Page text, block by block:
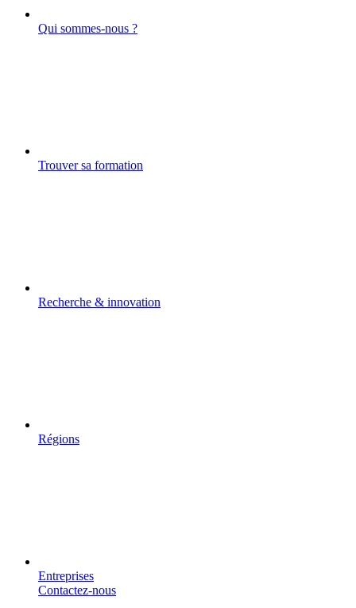
Qui sommes-nous ?
Trouver sa formation
Recherche & innovation
Régions
Entreprises
Contactez-nous